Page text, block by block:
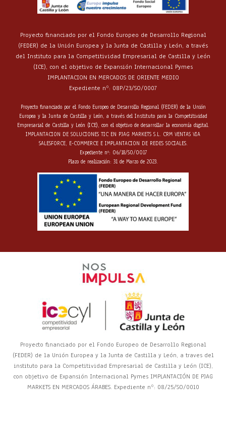
Proyecto financiado por el Fondo Europeo de Desarrollo Regional
(FEDER) de la Unión Europea y la Junta de Castilla y León, a través
del Instituto para la Competitividad Empresarial de Castilla y León
(ICE), con el objetivo de Expansión Internacional Pymes
IMPLANTACION EN MERCADOS DE ORIENTE MEDIO
Expediente nº: 08P/23/SO/0007
Proyecto financiado por el Fondo Europeo de Desarrollo Regional (FEDER) de la Unión
Europea y la Junta de Castilla y León, a través del Instituto para la Competitividad
Empresarial de Castilla y León (ICE), con el objetivo de desarrollar la economía digital.
IMPLANTACION DE SOLUCIONES TIC EN PJAG MARKETS S.L. CRM VENTAS VIA
SALESFORCE, E-COMMERCE E IMPLANTACION DE REDES SOCIALES.
Expediente nº: 06/18/SO/0017
Plazo de realización: 31 de Marzo de 2023.
Proyecto financiado por el Fondo Europeo de Desarrollo Regional
(FEDER) de la Unión Europea y la Junta de Castilla y León, a traves del
instituto para la Competitividad Empresarial de Castilla y León (ICE),
con objetivo de Expansión Internacional Pymes IMPLANTACIÓN DE PJAG
MARKETS EN MERCADOS ÁRABES. Expediente nº: 08/25/SO/0010